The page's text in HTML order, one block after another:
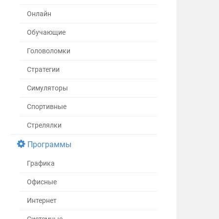
Онлайн
Обучающие
Головоломки
Стратегии
Симуляторы
Спортивные
Стрелялки
Программы
Графика
Офисные
Интернет